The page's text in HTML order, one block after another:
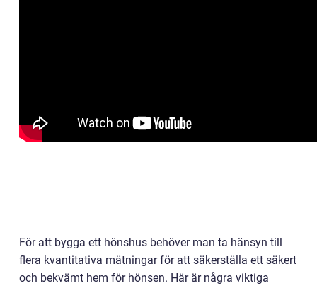
För att bygga ett hönshus behöver man ta hänsyn till
flera kvantitativa mätningar för att säkerställa ett säkert
och bekvämt hem för hönsen. Här är några viktiga